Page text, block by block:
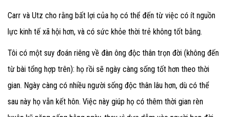
Carr và Utz cho rằng bất lợi của họ có thể đến từ việc có ít nguồn
lực kinh tế xã hội hơn, và có sức khỏe thời trẻ không tốt bằng.
Tôi có một suy đoán riêng về đàn ông độc thân trọn đời (không đến
từ bài tổng hợp trên): họ rồi sẽ ngày càng sống tốt hơn theo thời
gian. Ngày càng có nhiều người sống độc thân lâu hơn, dù có thể
sau này họ vẫn kết hôn. Việc này giúp họ có thêm thời gian rèn